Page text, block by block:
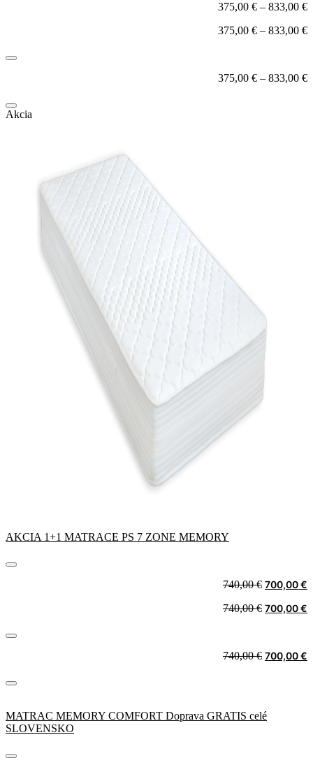
375,00 € – 833,00 €
375,00 € – 833,00 €
375,00 € – 833,00 €
Akcia
AKCIA 1+1 MATRACE PS 7 ZONE MEMORY
740,00€ Original
was:
700,00€
740,00€ Original
700,00€
740,00€ Original
700,00€
MATRAC MEMORY COMFORT Doprava GRATIS celé
SLOVENSKO